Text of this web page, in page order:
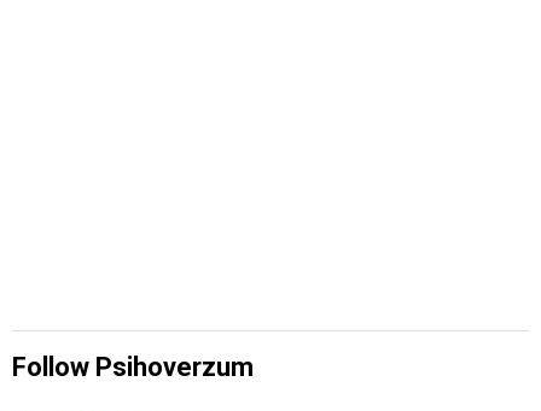
Follow Psihoverzum